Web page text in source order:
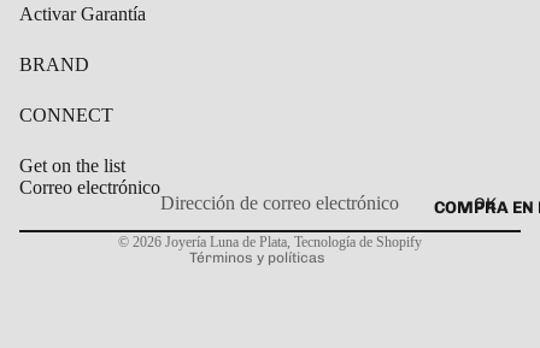
COMPRA EN
Activar Garantía
BRAND
CONNECT
Get on the list
Correo electrónico
OK
© 2026 Joyería Luna de Plata Tecnología de Shopify
Términos y políticas
Política de privacidad